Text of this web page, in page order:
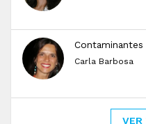
Carla Barbosa
VER